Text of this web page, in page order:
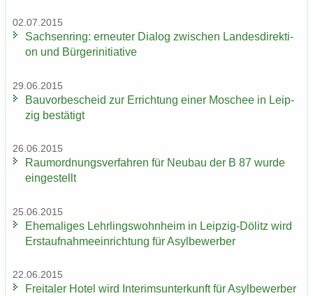
02.07.2015
Sach­sen­ring: er­neu­ter Dia­log zwi­schen Lan­des­di­rek­ti­
on und Bür­ger­initia­ti­ve
29.06.2015
Bau­vor­be­scheid zur Er­rich­tung einer Mo­schee in Leip­
zig be­stä­tigt
26.06.2015
Raum­ord­nungs­ver­fah­ren für Neu­bau der B 87 wurde
ein­ge­stellt
25.06.2015
Ehe­ma­li­ges Lehr­lings­wohn­heim in Leipzig-​Dölitz wird
Erst­auf­nah­me­ein­rich­tung für Asyl­be­wer­ber
22.06.2015
Frei­ta­ler Hotel wird In­te­rims­un­ter­kunft für Asyl­be­wer­ber